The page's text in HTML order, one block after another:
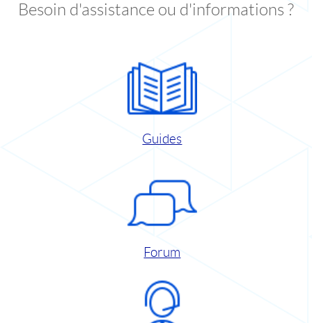
Besoin d'assistance ou d'informations ?
Guides
Forum